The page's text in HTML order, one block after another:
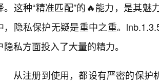
。这种“精准匹配”的🔥能力，是其
，隐私保护无疑是重中之重。
隐私方面投入了大量的精力。
从注册到使用，都设有严密的保